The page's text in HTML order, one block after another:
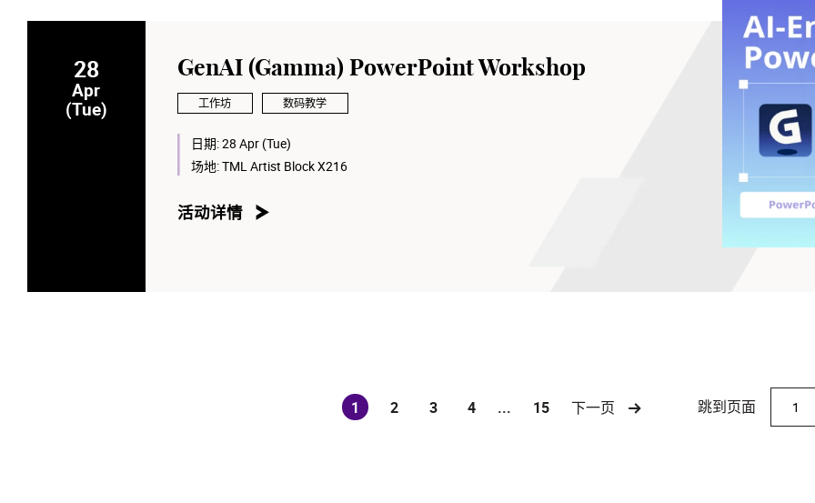
28
Apr
(Tue)
GenAI (Gamma) PowerPoint Workshop
工作坊 数码教学
日期:28 Apr (Tue)
场地:TML Artist Block X216
活动详情
1
(current)
2 3 4 ... 15 下一页 跳到页面